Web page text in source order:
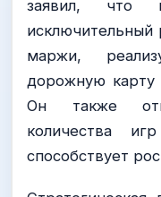
заявил, что
маржи,
дорожную карту
Он также
количества
способствует